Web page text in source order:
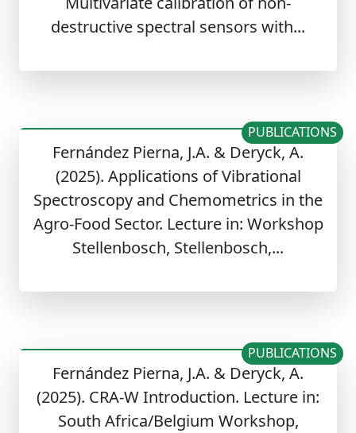
destructive spectral sensors with...
Fernández Pierna, J.A. & Deryck, A.
(2025). Applications of Vibrational
Spectroscopy and Chemometrics in the
Agro-Food Sector. Lecture in: Workshop
Stellenbosch, Stellenbosch,...
PUBLICATIONS
Fernández Pierna, J.A. & Deryck, A.
(2025). CRA-W Introduction. Lecture in:
South Africa/Belgium Workshop,
PUBLICATIONS